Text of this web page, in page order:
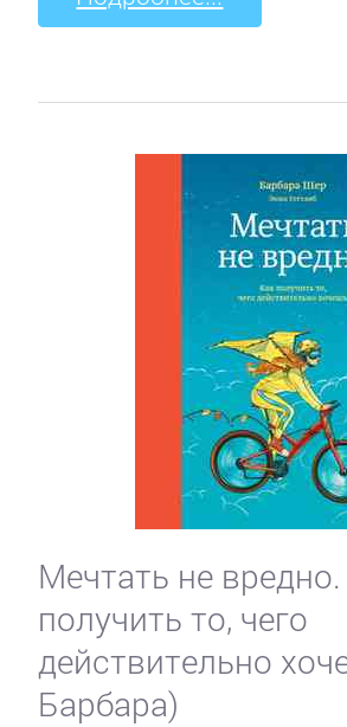
Мечтать не
получить то, чего
действительно
Барбара)